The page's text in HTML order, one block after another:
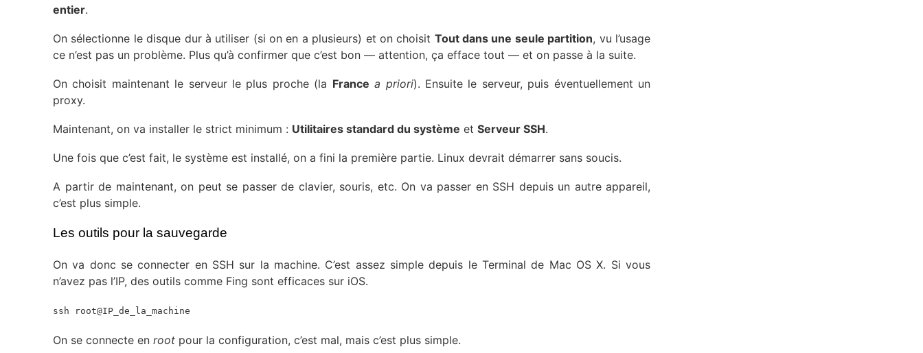
entier.
On sélectionne le disque dur à utiliser (si on en a plusieurs) et on choisit Tout dans une seule partition, vu l’usage
ce n’est pas un problème. Plus qu’à confirmer que c’est bon — attention, ça efface tout — et on passe à la suite.
On choisit maintenant le serveur le plus proche (la France a priori). Ensuite le serveur, puis éventuellement un
proxy.
Maintenant, on va installer le strict minimum : Utilitaires standard du système et Serveur SSH.
Une fois que c’est fait, le système est installé, on a fini la première partie. Linux devrait démarrer sans soucis.
A partir de maintenant, on peut se passer de clavier, souris, etc. On va passer en SSH depuis un autre appareil,
c’est plus simple.
Les outils pour la sauvegarde
On va donc se connecter en SSH sur la machine. C’est assez simple depuis le Terminal de Mac OS X. Si vous
n’avez pas l’IP, des outils comme Fing sont efficaces sur iOS.
ssh root@IP_de_la_machine
On se connecte en root pour la configuration, c’est mal, mais c’est plus simple.